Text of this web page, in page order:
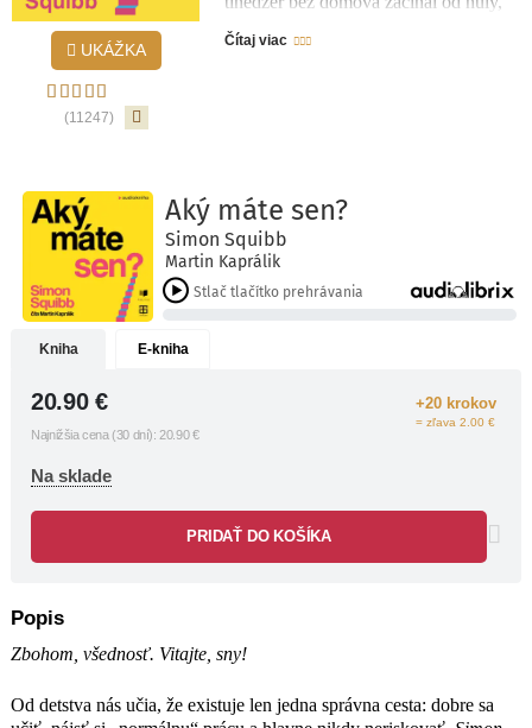
UKÁŽKA
(11247)
predal za milióny. Dnes učí, ako nájsť
ako prekonať strach, ktorý vás
nepustí dopredu,
ako rozoznať skutočný sen od
spoločenských očakávaní
podľa druhých.
„Inšpiratívne … Simon vám dodá silu
„Túto knihu odporúčam, ak chcete
alebo túžite svoje podnikanie rozšírit’.“
ALI ABDAAL,
Čítaj viac
Kniha E-kniha
+20 krokov
= zľava 2.00 €
20.90 €
Najnižšia cena (30 dní): 20.90 €
Na sklade
PRIDAŤ DO KOŠÍKA
Popis
Zbohom, všednosť. Vitajte, sny!
Od detstva nás učia, že existuje len jedna správna cesta: dobre sa